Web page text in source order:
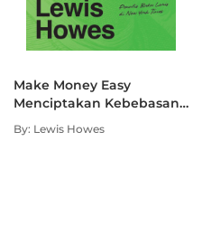
Make Money Easy
Menciptakan Kebebasan
Finansial dan Menjalani
Hidup Lebih Kaya
By: Lewis Howes